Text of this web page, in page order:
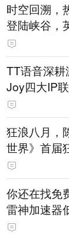
时空回溯，
登陆峡谷，
斗！
TT语音深
Joy四大IP
狂浪八月，
世界》首届
直播即将开启
你还在找免
雷神加速器
免费试用